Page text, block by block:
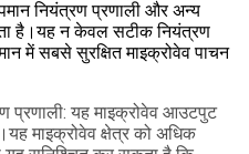
नियंत्रण प्रणाली और अन्य
है।यह न केवल सटीक नियंत्रण
में सबसे सुरक्षित माइक्रोवेव पाचन
प्रणाली: यह माइक्रोवेव आउटपुट
माइक्रोवेव क्षेत्र को अधिक